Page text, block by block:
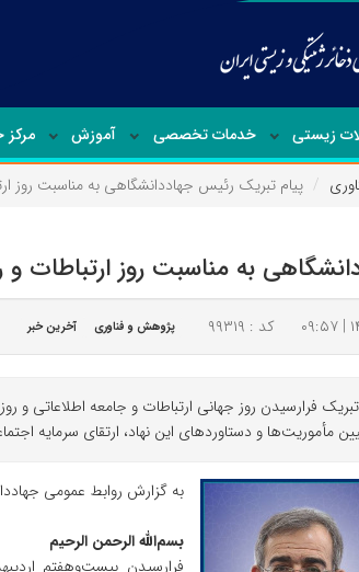
زیستی خدمات تخصصی آموزش
پیام تبریک رئیس جهاددانشگاهی به مناسبت روز
به مناسبت روز ارتباطات
کد : ۹۹۳۱۹ پژوهش و فناوری آخرین خبر
فرارسیدن روز جهانی ارتباطات و جامعه اطلاعاتی
و دستاوردهای این نهاد، ارتقای سرمایه
به گزارش روابط عمومی
بسم‌الله الرحمن الرحیم
فرارسیدن بیست‌وهفتم